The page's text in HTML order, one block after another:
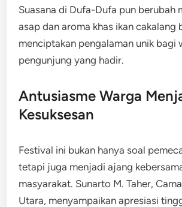
Suasana di Dufa-Dufa pun berubah
asap dan aroma khas ikan cakalang
menciptakan pengalaman unik bagi
pengunjung yang hadir.
Antusiasme Warga
Kesuksesan
Festival ini bukan hanya soal
tetapi juga menjadi ajang
masyarakat. Sunarto M. Taher,
Utara, menyampaikan apresiasi